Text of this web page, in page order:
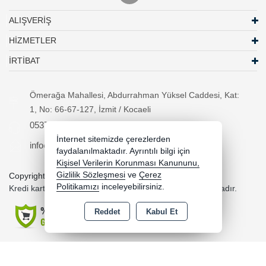
ALIŞVERİŞ
HİZMETLER
İRTİBAT
Ömerağa Mahallesi, Abdurrahman Yüksel Caddesi, Kat:
1, No: 66-67-127, İzmit / Kocaeli
05370294557
info@necipbilgisayar.net
Copyright 2026 necipbilgisayar.net - Tüm hakları saklıdır.
Kredi kartı bilgileriniz 256bit SSL sertifikası ile korunmaktadır.
İnternet sitemizde çerezlerden
faydalanılmaktadır. Ayrıntılı bilgi için
Kişisel Verilerin Korunması Kanununu,
Gizlilik Sözleşmesi ve Çerez
Politikamızı inceleyebilirsiniz.
Reddet Kabul Et